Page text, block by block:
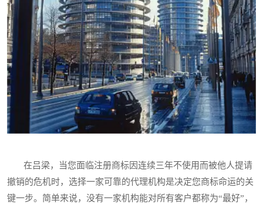
在吕梁，当您面临注册商标因连续三年不使用而被他人提请
撤销的危机时，选择一家可靠的代理机构是决定您商标命运的关
键一步。简单来说，没有一家机构能对所有客户都称为“最好”，